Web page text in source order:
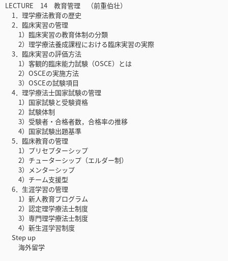
LECTURE 14 教育管理 （前重伯壮）
1．理学療法教育の歴史
2．臨床実習の管理
1）臨床実習の教育体制の分類
2）理学療法養成課程における臨床実習の実際
3．臨床実習の評価方法
1）客観的臨床能力試験（OSCE）とは
2）OSCEの実施方法
3）OSCEの試験項目
4．理学療法士国家試験の管理
1）国家試験と受験資格
2）試験体制
3）受験者・合格者数，合格率の推移
4）国家試験出題基準
5．臨床教育の管理
1）プリセプターシップ
2）チューターシップ（エルダー制）
3）メンターシップ
4）チーム支援型
6．生涯学習の管理
1）新人教育プログラム
2）認定理学療法士制度
3）専門理学療法士制度
4）新生涯学習制度
Step up
海外留学